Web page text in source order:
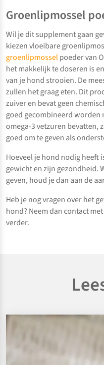
Groenlipmossel
Wil je dit supplement gaan
kiezen vloeibare
groenlipmosselpoeder van
het makkelijk te doseren is
van je hond strooien. De
zullen het graag eten. Dit
zuiver en bevat geen
goed gecombineerd
omega-3 vetzuren bevatten,
goed om te geven als
Hoeveel je hond nodig heeft
gewicht en zijn gezondheid.
geven, houd je dan aan de
Heb je nog vragen over het
hond? Neem dan contact
verder.